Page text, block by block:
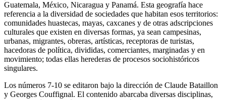
Guatemala, México, Nicaragua y Panamá. Esta geografía hace
referencia a la diversidad de sociedades que habitan esos territorios:
comunidades huastecas, mayas, caxcanes y de otras adscripciones
culturales que existen en diversas formas, ya sean campesinas,
urbanas, migrantes, obreras, artísticas, receptoras de turistas,
hacedoras de política, divididas, comerciantes, marginadas y en
movimiento; todas ellas herederas de procesos sociohistóricos
singulares.
Los números 7-10 se editaron bajo la dirección de Claude Bataillon
y Georges Couffignal. El contenido abarcaba diversas disciplinas,